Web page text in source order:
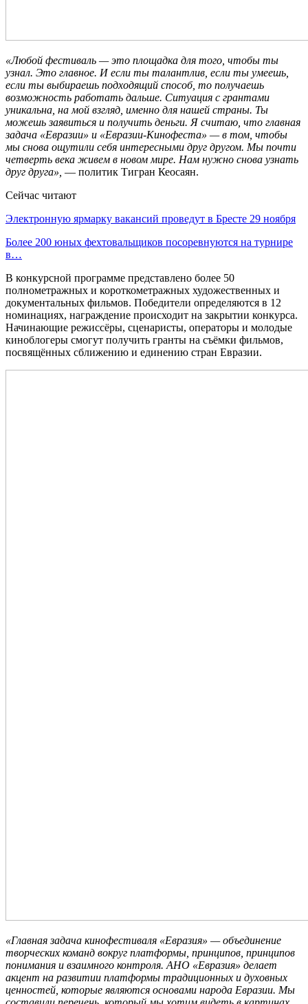
«Любой фестиваль — это площадка для того, чтобы ты
узнал. Это главное. И если ты талантлив, если ты умеешь,
если ты выбираешь подходящий способ, то получаешь
возможность работать дальше. Ситуация с грантами
уникальна, на мой взгляд, именно для нашей страны. Ты
можешь заявиться и получить деньги. Я считаю, что главная
задача «Евразии» и «Евразии-Кинофеста» — в том, чтобы
мы снова ощутили себя интересными друг другом. Мы почти
четверть века живем в новом мире. Нам нужно снова узнать
друг друга», — политик Тигран Кеосаян.
Сейчас читают
Электронную ярмарку вакансий проведут в Бресте 29 ноября
Более 200 юных фехтовальщиков посоревнуются на турнире
в…
В конкурсной программе представлено более 50
полнометражных и короткометражных художественных и
документальных фильмов. Победители определяются в 12
номинациях, награждение происходит на закрытии конкурса.
Начинающие режиссёры, сценаристы, операторы и молодые
киноблогеры смогут получить гранты на съёмки фильмов,
посвящённых сближению и единению стран Евразии.
«Главная задача кинофестиваля «Евразия» — объединение
творческих команд вокруг платформы, принципов, принципов
понимания и взаимного контроля. АНО «Евразия» делает
акцент на развитии платформы традиционных и духовных
ценностей, которые являются основами народа Евразии. Мы